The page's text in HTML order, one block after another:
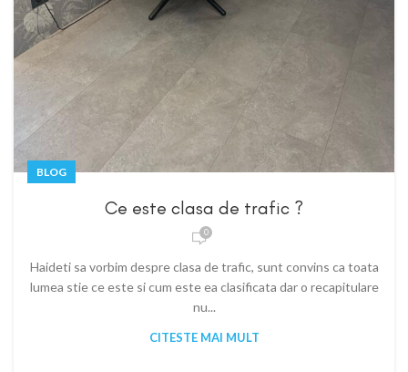
BLOG
Ce este clasa de trafic ?
0
Haideti sa vorbim despre clasa de trafic, sunt convins ca toata
lumea stie ce este si cum este ea clasificata dar o recapitulare
nu...
CITESTE MAI MULT